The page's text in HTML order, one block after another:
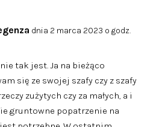
dnia 2 marca 2023 o godz.
tak jest. Ja na bieżąco
się ze swojej szafy czy z szafy
zużytych czy za małych, a i
gruntowne popatrzenie na